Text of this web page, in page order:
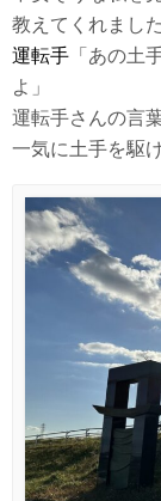
教えてくれました
運転手 「あの土
よ」
運転手さんの言
一気に土手を駆